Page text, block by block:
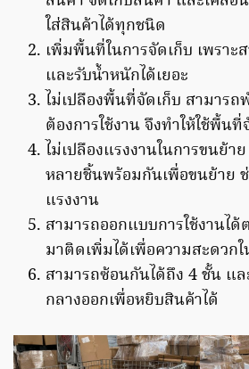
ใส่สินค้าได้ทุกชนิด
เพิ่มพื้นที่ในการจัดเก็บ เพราะ
และรับน้ำหนักได้เยอะ
ไม่เปลืองพื้นที่จัดเก็บ สามารถ
ต้องการใช้งาน จึงทำให้ใช้พื้น
ไม่เปลืองแรงงานในการขนย้า
หลายชิ้นพร้อมกันเพื่อขนย้าย
แรงงาน
สามารถออกแบบการใช้งานไ
มาติดเพิ่มได้เพื่อความสะดวก
สามารถซ้อนกันได้ถึง 4 ชั้น แ
กลางออกเพื่อหยิบสินค้าได้